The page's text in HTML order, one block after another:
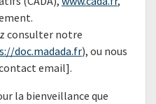
consulter notre
doc.madada.fr), ou nous
email].
la bienveillance que